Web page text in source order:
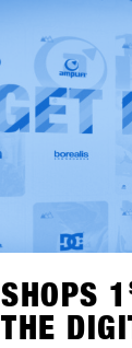
TRY 2024 non
questo sito
piattaforma
non hai ancora
tuo negozio, è
crearlo. Puoi
gratuitamente
negozio. Dall'1
effettuare
sarai
TRY
partecipanti,
il benvenuto!
SHOPS 1
THE